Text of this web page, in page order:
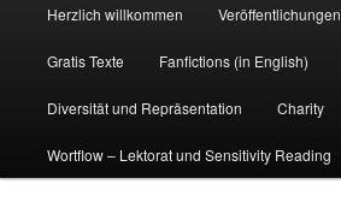
Herzlich willkommen Veröffentlichungen
Gratis Texte Fanfictions (in English)
Diversität und Repräsentation Charity
Wortflow – Lektorat und Sensitivity Reading